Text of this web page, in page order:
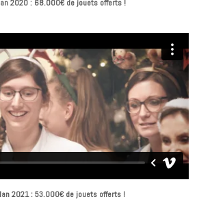
2020 : 68.000€ de jouets offerts !
2021 : 53.000€ de jouets offerts !